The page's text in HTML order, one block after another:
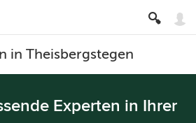
in Theisbergstegen
Experten in Ihrer